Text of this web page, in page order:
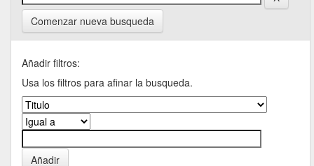
Comenzar nueva busqueda
Añadir filtros:
Usa los filtros para afinar la busqueda.